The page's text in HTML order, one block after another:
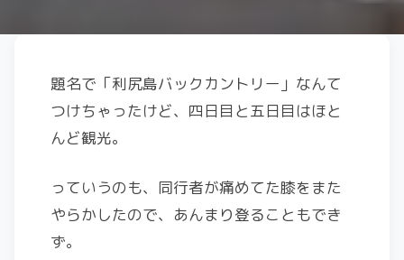
題名で「利尻島バックカントリー」なんて
つけちゃったけど、四日目と五日目はほと
んど観光。
っていうのも、同行者が痛めてた膝をまた
やらかしたので、あんまり登ることもでき
ず。